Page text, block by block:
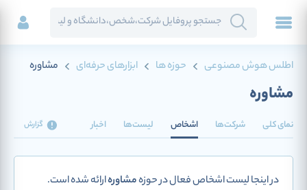
اطلس هوش مصنوعی حوزه ها ابزارهای حرفه‌ای مشاوره
مشاوره
نمای کلی شرکت‌ها اشخاص لیست‌ها اخبار گزارش
در اینجا لیست اشخاص فعال در حوزهمشاورهارائه شده است.